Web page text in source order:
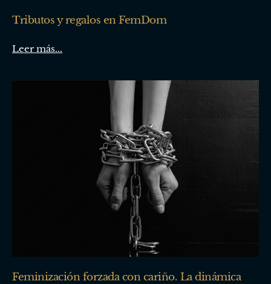
Tributos y regalos en FemDom
Leer más...
Feminización forzada con cariño. La dinámica